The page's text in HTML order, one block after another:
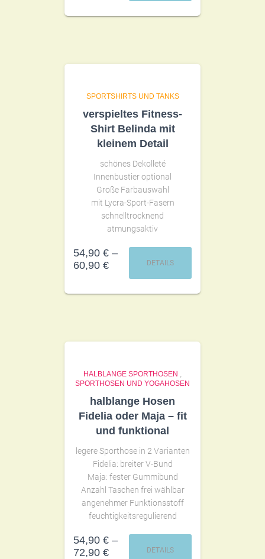
SPORTSHIRTS UND TANKS
verspieltes Fitness-
Shirt Belinda mit
kleinem Detail
schönes Dekolleté
Innenbustier optional
Große Farbauswahl
mit Lycra-Sport-Fasern
schnelltrocknend
atmungsaktiv
54,90 € –
60,90 € DETAILS
HALBLANGE SPORTHOSEN
SPORTHOSEN UND YOGAHOSEN
halblange Hosen
Fidelia oder Maja – fit
und funktional
legere Sporthose in 2 Varianten
Fidelia: breiter V-Bund
Maja: fester Gummibund
Anzahl Taschen frei wählbar
angenehmer Funktionsstoff
feuchtigkeitsregulierend
54,90 € –
72,90 € DETAILS